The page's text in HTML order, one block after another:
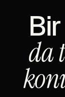
da